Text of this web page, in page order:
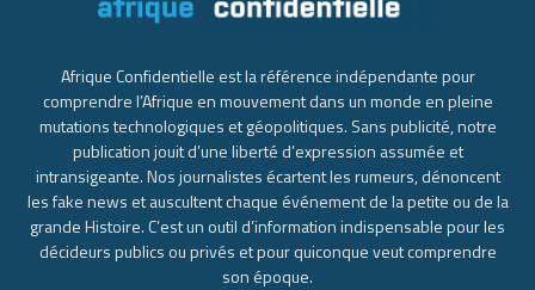
Afrique Confidentielle est la référence indépendante pour
comprendre l’Afrique en mouvement dans un monde en pleine
mutations technologiques et géopolitiques. Sans publicité, notre
publication jouit d’une liberté d’expression assumée et
intransigeante. Nos journalistes écartent les rumeurs, dénoncent
les fake news et auscultent chaque événement de la petite ou de la
grande Histoire. C’est un outil d’information indispensable pour les
décideurs publics ou privés et pour quiconque veut comprendre
son époque.